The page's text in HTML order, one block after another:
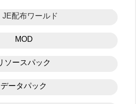
JE配布ワールド
MOD
ソースパック
データパック